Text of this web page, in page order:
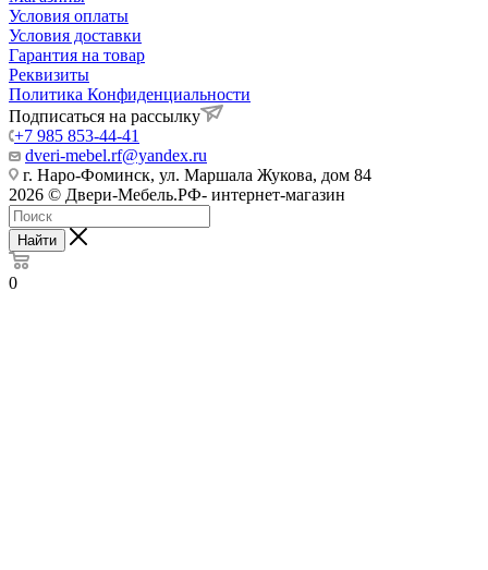
Условия оплаты
Условия доставки
Гарантия на товар
Реквизиты
Политика Конфиденциальности
Подписаться на рассылку
+7 985 853-44-41
dveri-mebel.rf@yandex.ru
г. Наро-Фоминск, ул. Маршала Жукова, дом 84
2026 © Двери-Мебель.РФ- интернет-магазин
Найти
0